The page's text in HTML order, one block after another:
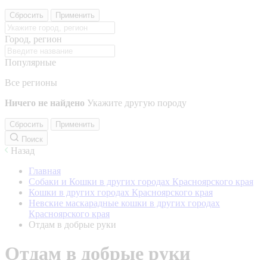
Сбросить Применить
Город, регион
Популярные
Все регионы
Ничего не найдено Укажите другую породу
Сбросить
Применить
Поиск
Назад
Главная
Собаки и Кошки в других городах Красноярского края
Кошки в других городах Красноярского края
Невские маскарадные кошки в других городах
Красноярского края
Отдам в добрые руки
Отдам в добрые руки